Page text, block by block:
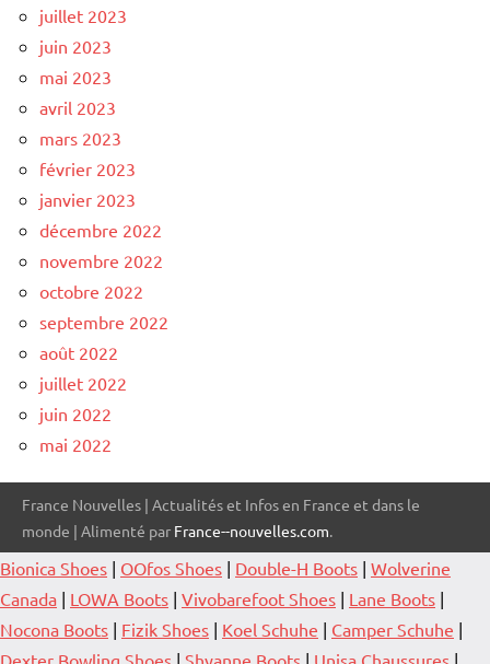
juillet 2023
juin 2023
mai 2023
avril 2023
mars 2023
février 2023
janvier 2023
décembre 2022
novembre 2022
octobre 2022
septembre 2022
août 2022
juillet 2022
juin 2022
mai 2022
France Nouvelles | Actualités et Infos en France et dans le
monde | Alimenté par France--nouvelles.com.
Bionica Shoes | OOfos Shoes | Double-H Boots | Wolverine
Canada | LOWA Boots | Vivobarefoot Shoes | Lane Boots |
Nocona Boots | Fizik Shoes | Koel Schuhe | Camper Schuhe |
Dexter Bowling Shoes | Shyanne Boots | Unisa Chaussures |